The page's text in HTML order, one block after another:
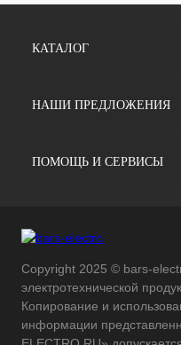
КАТАЛОГ
НАШИ ПРЕДЛОЖЕНИЯ
ПОМОЩЬ И СЕРВИСЫ
Copyright 2025 © bars-
электротехнической
Копирование и
информации